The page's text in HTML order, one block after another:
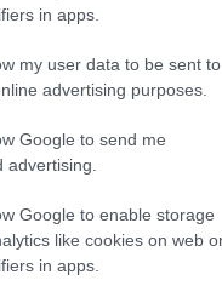
in apps.
my user data to be sent to
advertising purposes.
Google to send me
advertising.
Google to enable storage
like cookies on web
in apps.
neked. Ezek
hogy megtaláld a
mert azok visznek
területén szükség van
fel magadnak a
ha szükséges.
vár, ha kedvelés és a
lejjebb!*